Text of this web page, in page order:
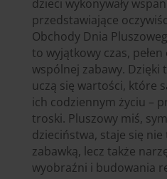
dzieci wykonywały
przedstawiające
Obchody Dnia
to wyjątkowy czas,
wspólnej zabawy. Dzięki
uczą się wartości, które
ich codziennym życiu –
troski. Pluszowy miś,
dzieciństwa, staje się
zabawką, lecz także
wyobraźni i budowania